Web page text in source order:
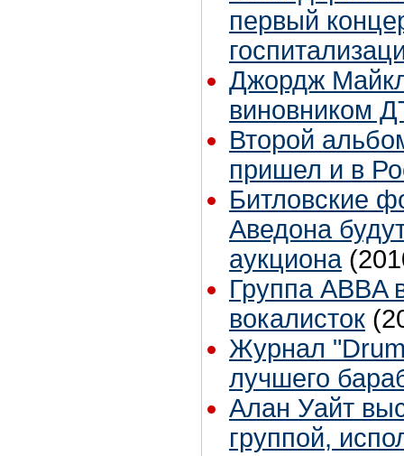
первый
Джордж
виновником
Второй
пришел и в
Битловские
Аведона
аукциона
Группа ABBA
вокалисток
Журнал
лучшего
Алан Уайт
группой,